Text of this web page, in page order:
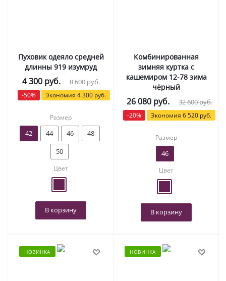
Пуховик одеяло средней
длинны 919 изумруд
4 300руб. 8 600руб.
-50% Экономия 4 300 руб.
Размер
42 44 46
48
50
Цвет
В корзину
Комбинированная
зимняя куртка с
кашемиром 12-78 зима
чёрный
26 080 руб. 32 600руб.
-20% Экономия 6 520 руб.
Размер
46
Цвет
В корзину
НОВИНКА НОВИНКА